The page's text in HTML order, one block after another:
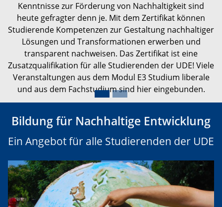
Kenntnisse zur Förderung von Nachhaltigkeit sind
heute gefragter denn je. Mit dem Zertifikat können
Studierende Kompetenzen zur Gestaltung nachhaltiger
Lösungen und Transformationen erwerben und
transparent nachweisen. Das Zertifikat ist eine
Zusatzqualifikation für alle Studierenden der UDE! Viele
Veranstaltungen aus dem Modul E3 Studium liberale
und aus dem Fachstudium sind hier eingebunden.
Bildung für Nachhaltige Entwicklung
Ein Angebot für alle Studierenden der UDE